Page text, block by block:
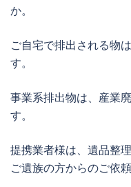
ご自宅で排出される物
事業系排出物は、産業
提携業者様は、遺品整
ご遺族の方からのご